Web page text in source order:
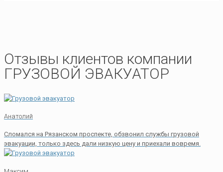
Отзывы клиентов компании
ГРУЗОВОЙ ЭВАКУАТОР
Анатолий
Сломался на Рязанском проспекте, обзвонил службы грузовой
эвакуации, только здесь дали низкую цену и приехали вовремя.